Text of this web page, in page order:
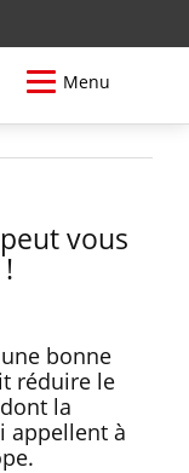
Menu
vous
bonne
réduire le
la
appellent à